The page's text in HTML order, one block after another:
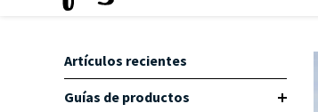
Artículos recientes
Guías de productos